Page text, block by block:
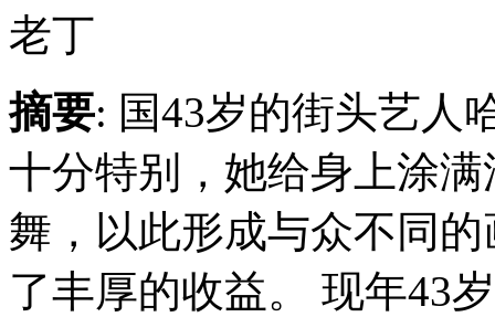
老丁
摘要: 国43岁的街头艺人
十分特别，她给身上涂
舞，以此形成与众不同
了丰厚的收益。 现年43